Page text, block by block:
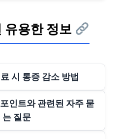
유용한 정보
시 통증 감소 방법
인트와 관련된 자주 묻
는 질문